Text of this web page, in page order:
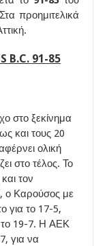
προημιτελικά
B.C. 91-85
στο ξεκίνημα
και τους 20
ολική
στο τέλος. Το
τον
ο Καρούσος με
για το 17-5,
το 19-7. Η ΑΕΚ
για να